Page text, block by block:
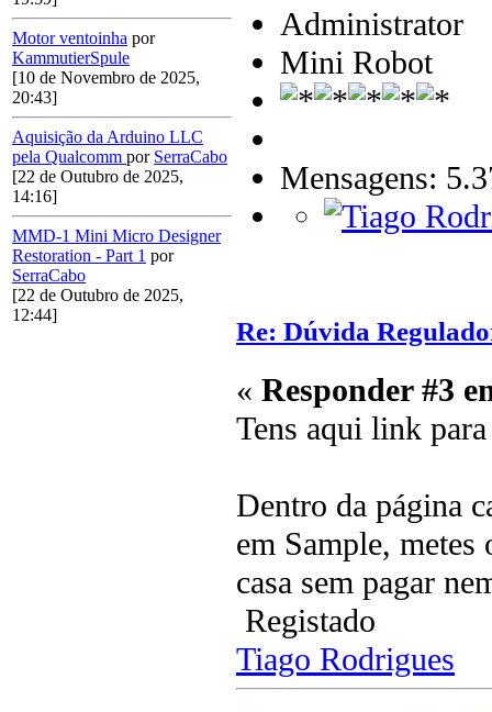
Motor ventoinha por
KammutierSpule
[10 de Novembro de 2025,
20:43]
Aquisição da Arduino LLC
pela Qualcomm por SerraCabo
[22 de Outubro de 2025,
14:16]
MMD-1 Mini Micro Designer
Restoration - Part 1 por
SerraCabo
[22 de Outubro de 2025,
12:44]
Administrator
Mini Robot
Mensagens:
Re: Dúvida
« Responder #3
Tens aqui link
Dentro da página
em Sample, metes
casa sem pagar
Registado
Tiago Rodrigues